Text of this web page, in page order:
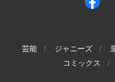
芸能 ジャニーズ
コミックス